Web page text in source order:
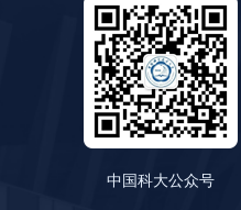
中国科大公众号